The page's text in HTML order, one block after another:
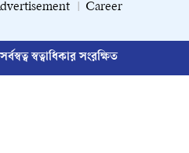
Career
স্বত্বাধিকার সংরক্ষিত